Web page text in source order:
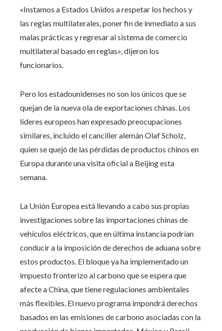
«Instamos a Estados Unidos a respetar los hechos y
las reglas multilaterales, poner fin de inmediato a sus
malas prácticas y regresar al sistema de comercio
multilateral basado en reglas», dijeron los
funcionarios.
Pero los estadounidenses no son los únicos que se
quejan de la nueva ola de exportaciones chinas. Los
líderes europeos han expresado preocupaciones
similares, incluido el canciller alemán Olaf Scholz,
quien se quejó de las pérdidas de productos chinos en
Europa durante una visita oficial a Beijing esta
semana.
La Unión Europea está llevando a cabo sus propias
investigaciones sobre las importaciones chinas de
vehículos eléctricos, que en última instancia podrían
conducir a la imposición de derechos de aduana sobre
estos productos. El bloque ya ha implementado un
impuesto fronterizo al carbono que se espera que
afecte a China, que tiene regulaciones ambientales
más flexibles. El nuevo programa impondrá derechos
basados ​​en las emisiones de carbono asociadas con la